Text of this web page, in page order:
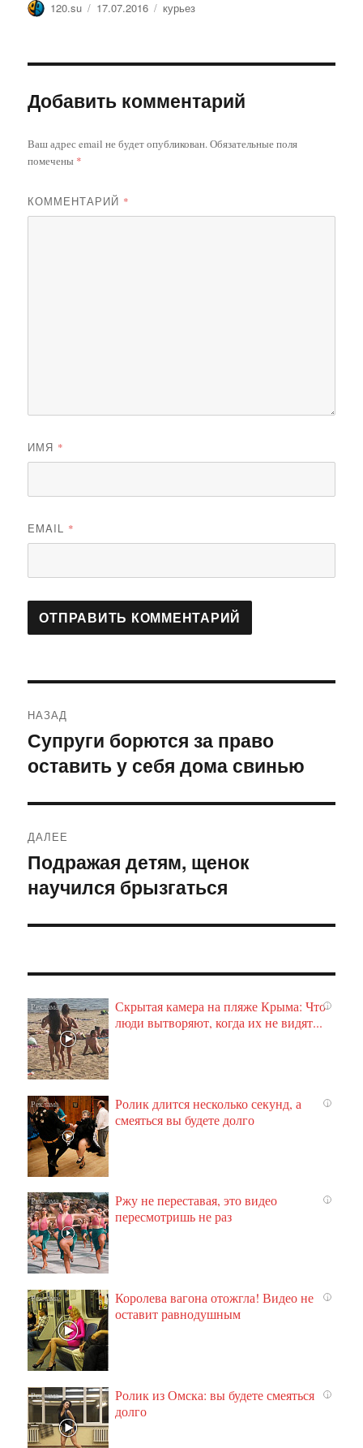
Автор
120.su Опубликовано
17.07.2016 Метки
курьез
Добавить комментарий
Ваш адрес email не будет опубликован.Обязательные поля
помечены *
КОММЕНТАРИЙ *
ИМЯ *
EMAIL *
по
записям
НАЗАД
Предыдущая
запись:
Супруги борются за право
оставить у себя дома свинью
ДАЛЕЕ
Следующая
запись:
Подражая детям, щенок
научился брызгаться
i
Скрытая камера на пляже Крыма: Что
люди вытворяют, когда их не видят...
i
Ролик длится несколько секунд, а
смеяться вы будете долго
i
Ржу не переставая, это видео
пересмотришь не раз
i
Королева вагона отожгла! Видео не
оставит равнодушным
i
Ролик из Омска: вы будете смеяться
долго